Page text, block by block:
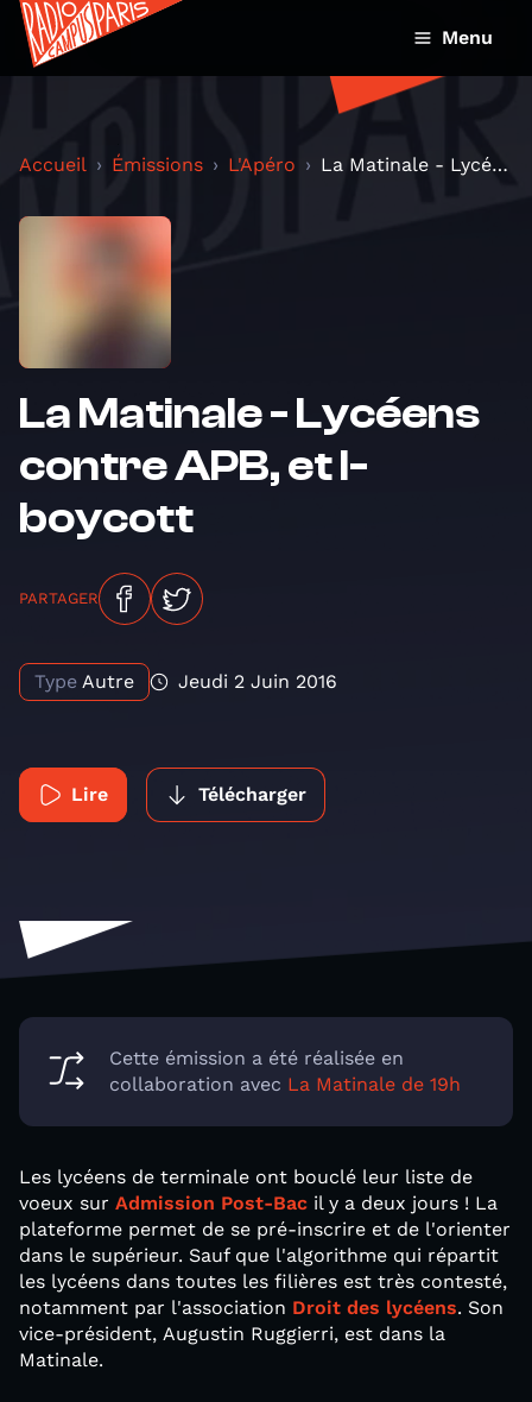
Menu
Accueil Émissions L'Apéro La Matinale - Lycéens contre APB, et I-boycott
La Matinale - Lycéens
contre APB, et I-
boycott
PARTAGER
Type Autre Jeudi 2 Juin 2016
Lire Télécharger
Cette émission a été réalisée en
collaboration avec La Matinale de 19h
Les lycéens de terminale ont bouclé leur liste de
voeux sur Admission Post-Bac il y a deux jours ! La
plateforme permet de se pré-inscrire et de l'orienter
dans le supérieur. Sauf que l'algorithme qui répartit
les lycéens dans toutes les filières est très contesté,
notamment par l'association Droit des lycéens. Son
vice-président, Augustin Ruggierri, est dans la
Matinale.